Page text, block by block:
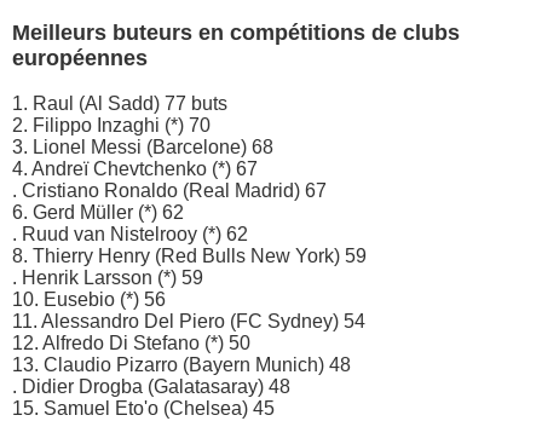
Meilleurs buteurs en compétitions de clubs
européennes
1. Raul (Al Sadd) 77 buts
2. Filippo Inzaghi (*) 70
3. Lionel Messi (Barcelone) 68
4. Andreï Chevtchenko (*) 67
. Cristiano Ronaldo (Real Madrid) 67
6. Gerd Müller (*) 62
. Ruud van Nistelrooy (*) 62
8. Thierry Henry (Red Bulls New York) 59
. Henrik Larsson (*) 59
10. Eusebio (*) 56
11. Alessandro Del Piero (FC Sydney) 54
12. Alfredo Di Stefano (*) 50
13. Claudio Pizarro (Bayern Munich) 48
. Didier Drogba (Galatasaray) 48
15. Samuel Eto'o (Chelsea) 45